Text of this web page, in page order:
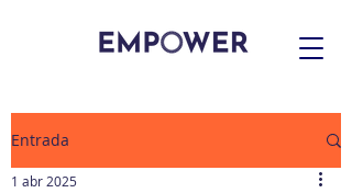
Entrada
1 abr 2025